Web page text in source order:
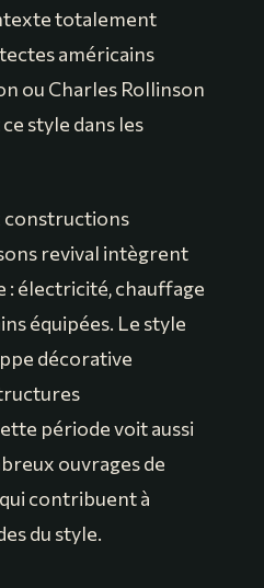
totalement
américains
ou Charles Rollinson
style dans les
constructions
revival intègrent
électricité, chauffage
équipées. Le style
décorative
période voit aussi
ouvrages de
contribuent à
du style.